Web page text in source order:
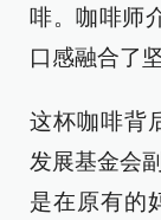
啡。咖啡师
口感融合了
这杯咖啡背
发展基金会
是在原有的